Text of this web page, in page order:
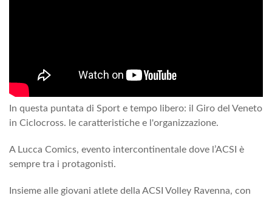
In questa puntata di Sport e tempo libero: il Giro del Veneto
in Ciclocross. le caratteristiche e l'organizzazione.
A Lucca Comics, evento intercontinentale dove l’ACSI è
sempre tra i protagonisti.
Insieme alle giovani atlete della ACSI Volley Ravenna, con